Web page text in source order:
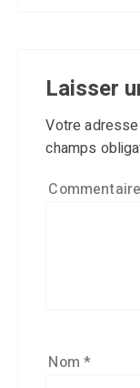
Laisser
Votre
champs
Nom*